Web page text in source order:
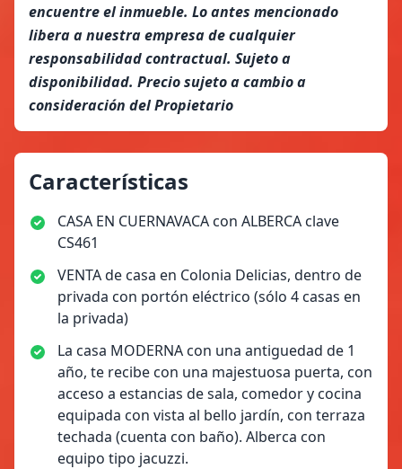
encuentre el inmueble. Lo antes mencionado
libera a nuestra empresa de cualquier
responsabilidad contractual. Sujeto a
disponibilidad. Precio sujeto a cambio a
consideración del Propietario
Características
CASA EN CUERNAVACA con ALBERCA clave
CS461
VENTA de casa en Colonia Delicias, dentro de
privada con portón eléctrico (sólo 4 casas en
la privada)
La casa MODERNA con una antiguedad de 1
año, te recibe con una majestuosa puerta, con
acceso a estancias de sala, comedor y cocina
equipada con vista al bello jardín, con terraza
techada (cuenta con baño). Alberca con
equipo tipo jacuzzi.